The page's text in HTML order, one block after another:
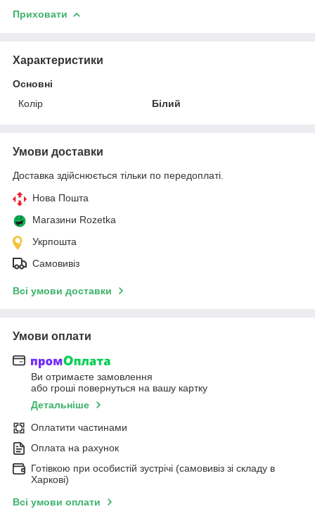
Приховати
Характеристики
Основні
Колір
Білий
Умови доставки
Доставка здійснюється тільки по передоплаті.
Нова Пошта
Магазини Rozetka
Укрпошта
Самовивіз
Всі умови доставки
Умови оплати
Ви отримаєте замовлення
або гроші повернуться на вашу картку
Детальніше
Оплатити частинами
Оплата на рахунок
Готівкою при особистій зустрічі (самовивіз зі складу в
Харкові)
Всі умови оплати